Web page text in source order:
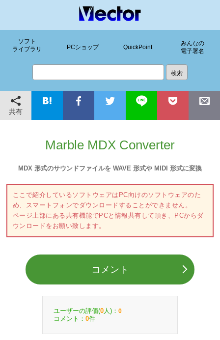
ソフト
ライブラリ
PCショップ QuickPoint
みんなの
電子署名
共有
Marble MDX Converter
MDX 形式のサウンドファイルを WAVE 形式や MIDI 形式に変換
ここで紹介しているソフトウェアはPC向けのソフトウェアのた
め、スマートフォンでダウンロードすることができません。
ページ上部にある共有機能でPCと情報共有して頂き、PCからダ
ウンロードをお願い致します。
コメント
ユーザーの評価(0 人)： 0
コメント： 0件